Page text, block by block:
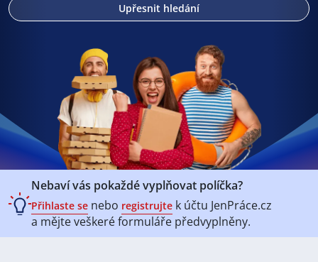
Upřesnit hledání
Nebaví vás pokaždé vyplňovat políčka?
Přihlaste se nebo registrujte k účtu JenPráce.cz
a mějte veškeréformuláře předvyplněny.